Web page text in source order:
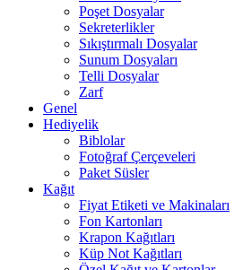
Poşet Dosyalar
Sekreterlikler
Sıkıştırmalı Dosyalar
Sunum Dosyaları
Telli Dosyalar
Zarf
Genel
Hediyelik
Biblolar
Fotoğraf Çerçeveleri
Paket Süsler
Kağıt
Fiyat Etiketi ve Makinaları
Fon Kartonları
Krapon Kağıtları
Küp Not Kağıtları